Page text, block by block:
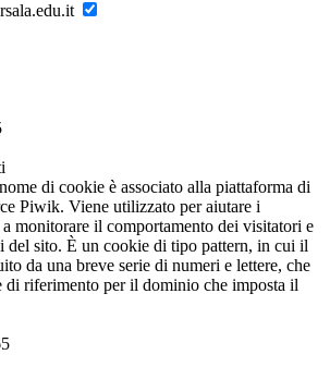
di cookie è associato alla piattaforma di
Piwik. Viene utilizzato per aiutare i
monitorare il comportamento dei visitatori e
del sito. È un cookie di tipo pattern, in cui il
da una breve serie di numeri e lettere, che
di riferimento per il dominio che imposta il